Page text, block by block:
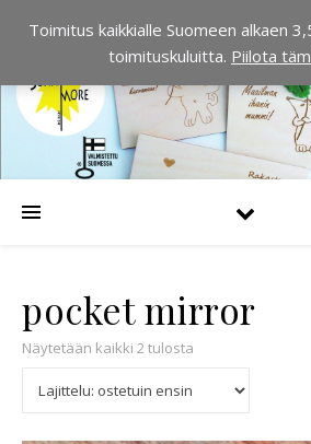
pocket mirror
Näytetään kaikki 2 tulosta
Toimitus kaikkialle Suomeen alkaen
toimituskuluitta. Piilota